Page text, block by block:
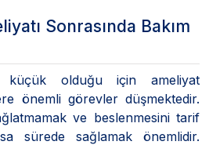
Sonrasında Bakım
olduğu için ameliyat
önemli görevler düşmektedir.
ve beslenmesini tarif
sürede sağlamak önemlidir.